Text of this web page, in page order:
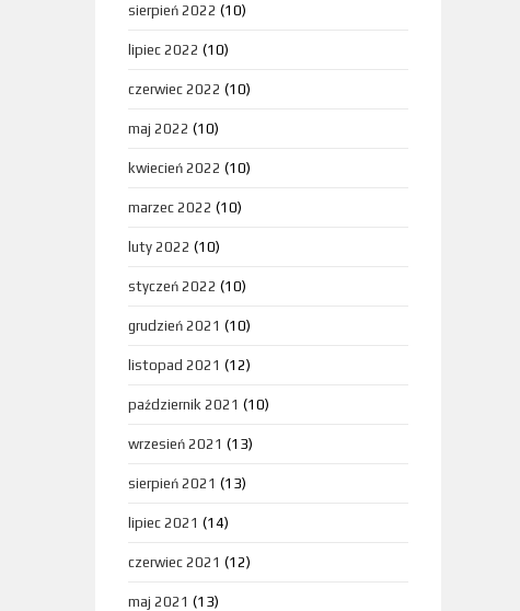
sierpień 2022 (10)
lipiec 2022 (10)
czerwiec 2022 (10)
maj 2022 (10)
kwiecień 2022 (10)
marzec 2022 (10)
luty 2022 (10)
styczeń 2022 (10)
grudzień 2021 (10)
listopad 2021 (12)
październik 2021 (10)
wrzesień 2021 (13)
sierpień 2021 (13)
lipiec 2021 (14)
czerwiec 2021 (12)
maj 2021 (13)